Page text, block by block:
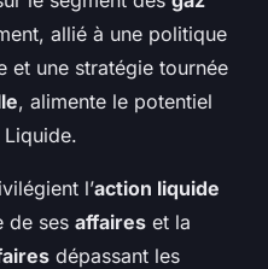
allié à une politique
et une stratégie tournée
, alimente le potentiel
Liquide.
l’action liquide
de ses affaires et la
dépassant les